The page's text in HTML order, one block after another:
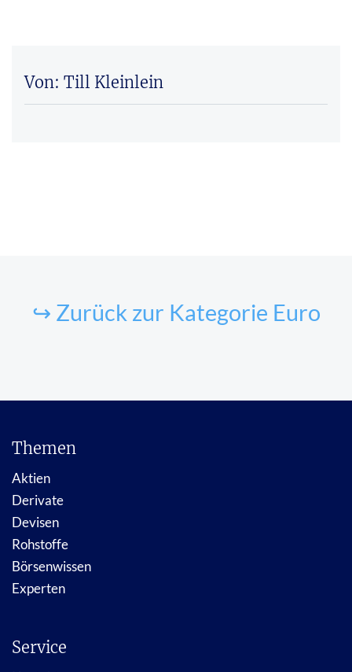
Von: Till Kleinlein
↪ Zurück zur Kategorie Euro
Themen
Aktien
Derivate
Devisen
Rohstoffe
Börsenwissen
Experten
Service